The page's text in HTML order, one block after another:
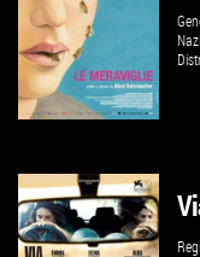
VAI ALLA SCHEDA
VAI ALLA SCHEDA